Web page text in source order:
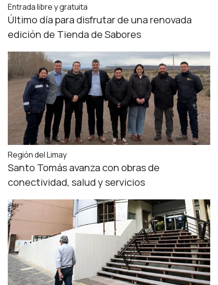
Entrada libre y gratuita
Último día para disfrutar de una renovada
edición de Tienda de Sabores
Región del Limay
Santo Tomás avanza con obras de
conectividad, salud y servicios